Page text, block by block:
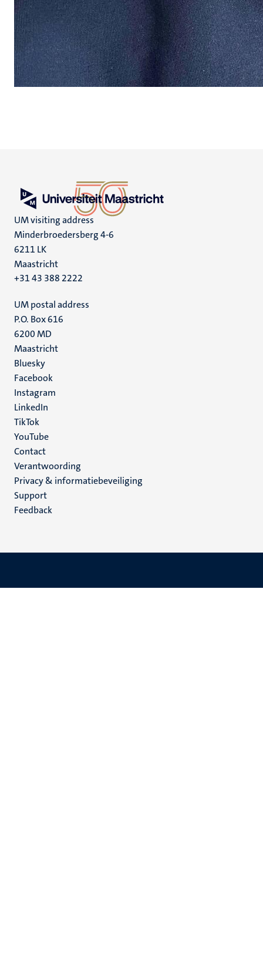
UM visiting address
Minderbroedersberg 4-6
6211 LK
Maastricht
+31 43 388 2222
UM postal address
P.O. Box 616
6200 MD
Maastricht
Social
media
Bluesky
Facebook
Instagram
LinkedIn
TikTok
YouTube
Menu
footer
(NL)
Contact
Verantwoording
Privacy & informatiebeveiliging
Support
Feedback